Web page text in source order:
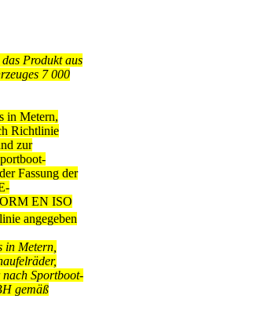
Produkt aus
7 000
in Metern,
Richtlinie
zur
Fassung der
EN ISO
angegeben
in Metern,
Sportboot-
gemäß